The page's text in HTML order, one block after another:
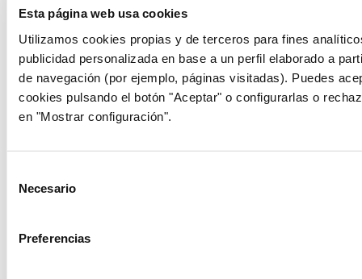
Esta página web usa cookies
Utilizamos cookies propias y de terceros para fines
publicidad personalizada en base a un perfil elaborado a
de navegación (por ejemplo, páginas visitadas). Puedes
cookies pulsando el botón "Aceptar" o configurarlas o
en "Mostrar configuración".
Necesario
Preferencias
decir que tienen una relación sana entre
afirmaciones como “mi pareja no me prohíbe
nada, pero…” o “es celoso, pero lo normal”… y
eso, no es muy sano. Una relación sana es algo
que hay que trabajar de manera bidireccional,
es decir, desde ambos miembros de la pareja.